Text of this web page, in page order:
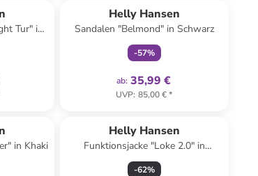
Tur" in
Helly Hansen
Sandalen "Belmond" in Schwarz
-57%
ab: 35,99 €
UVP: 85,00 €*
in Khaki
Helly Hansen
Funktionsjacke "Loke 2.0" in
Schwarz
-62%